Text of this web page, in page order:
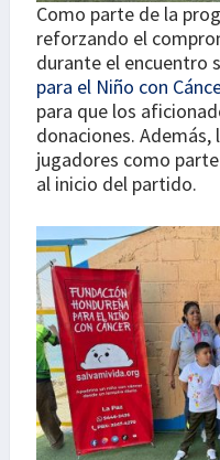
Como parte de la
reforzando el
durante el encuentro
para el Niño con
para que los
donaciones.
jugadores como
al inicio del partido.